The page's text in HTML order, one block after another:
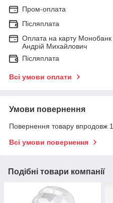
Пром-оплата
Післяплата
Оплата на карту
Андрій Михайлович
Післяплата
Всі умови оплати
Умови повернення
Повернення товару впродовж
Всі умови повернення
Подібні товари компанії